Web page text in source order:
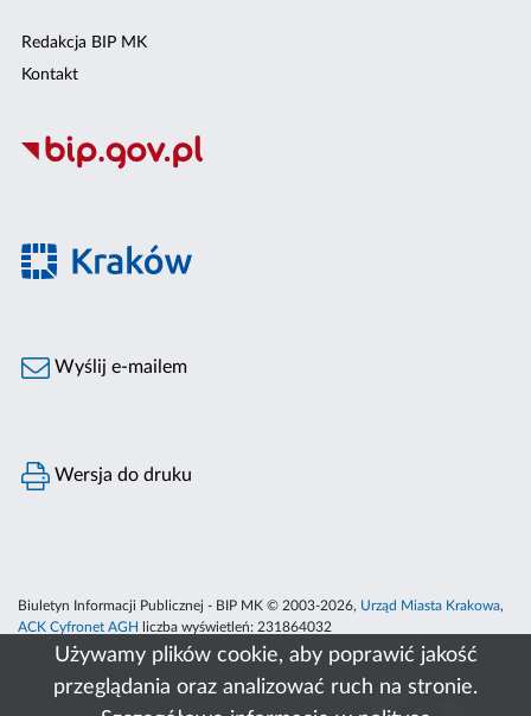
Używamy plików cookie, aby poprawić jakość
przeglądania oraz analizować ruch na stronie.
Redakcja BIP MK
Kontakt
Wyślij e-mailem
Wersja do druku
Biuletyn Informacji Publicznej - BIP MK © 2003-2026, Urząd Miasta Krakowa,
ACK Cyfronet AGH
liczba wyświetleń: 231864032